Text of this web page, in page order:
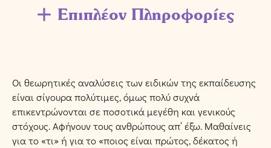
Επιπλέον Πληροφορίες
Οι θεωρητικές αναλύσεις των ειδικών της εκπαίδευσης
είναι σίγουρα πολύτιμες, όμως πολύ συχνά
επικεντρώνονται σε ποσοτικά μεγέθη και γενικούς
στόχους. Αφήνουν τους ανθρώπους απ’ έξω. Μαθαίνεις
για το «τι» ή για το «ποιος είναι πρώτος, δέκατος ή